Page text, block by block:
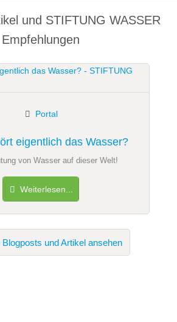
und STIFTUNG WASSER
Empfehlungen
eigentlich das Wasser?
Portal
von Wasser auf dieser Welt!
Weiterlesen...
Blogposts und Artikel ansehen